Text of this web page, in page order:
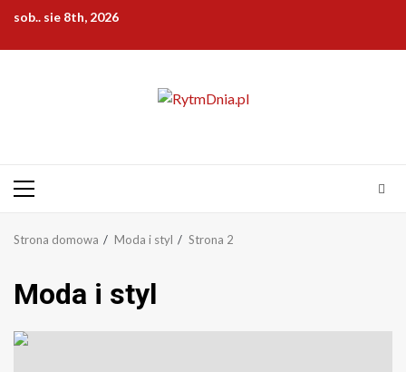
Przejdź
treści
sob.. sie 8th, 2026
Menu
Strona domowa Moda i styl Strona 2
Moda i styl